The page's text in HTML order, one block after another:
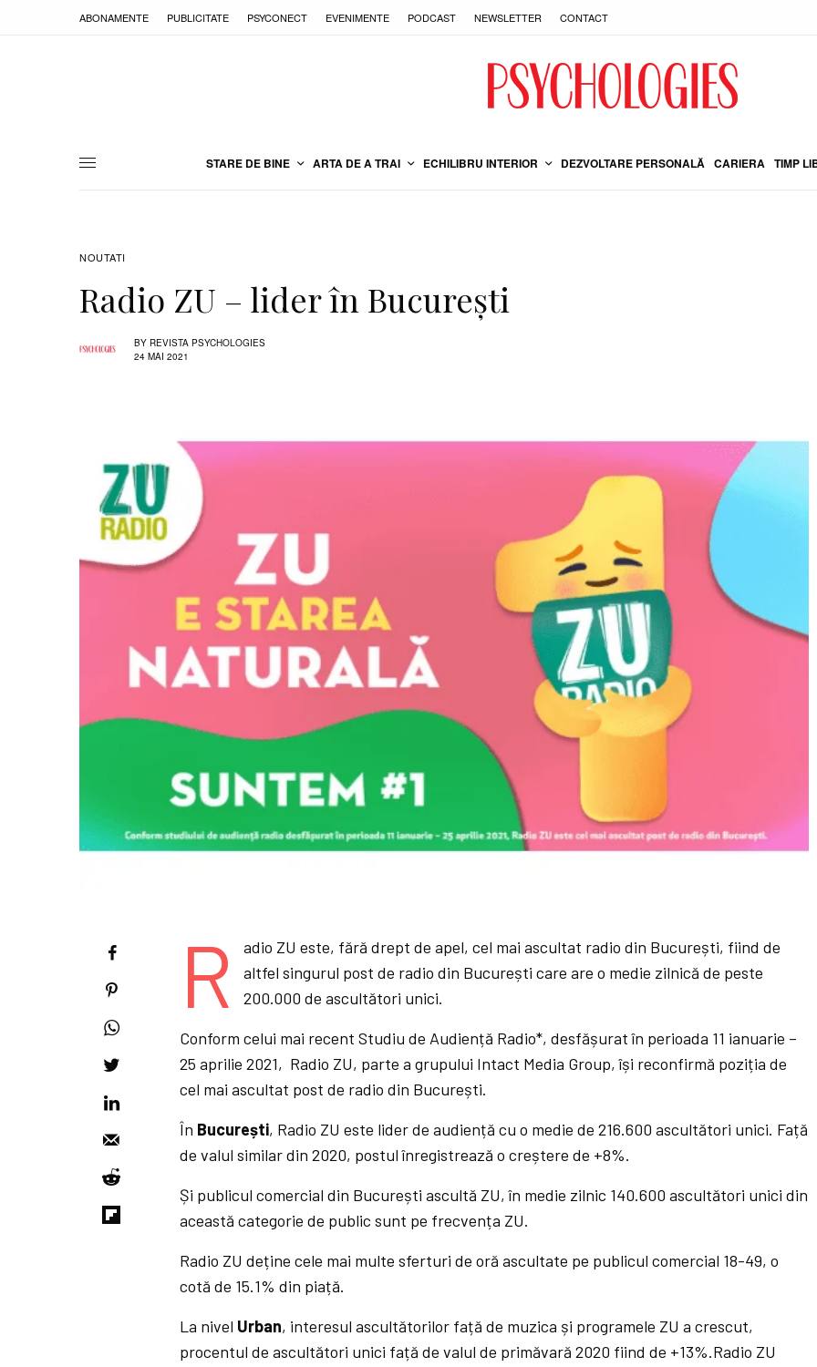
ABONAMENTE PUBLICITATE PSYCONECT EVENIMENTE PODCAST NEWSLETTER CONTACT
STARE DE BINE ARTA DE A TRAI ECHILIBRU INTERIOR DEZVOLTARE PERSONALĂ CARIERA TIMP
NOUTATI
Radio ZU – lider în București
BY REVISTA PSYCHOLOGIES
24 MAI 2021
R
adio ZU este, fără drept de apel, cel mai ascultat radio din București, fiind de
altfel singurul post de radio din București care are o medie zilnică de peste
200.000 de ascultători unici.
Conform celui mai recent Studiu de Audiență Radio*, desfășurat în perioada 11 ianuarie –
25 aprilie 2021, Radio ZU, parte a grupului Intact Media Group, își reconfirmă poziția de
cel mai ascultat post de radio din București.
În București, Radio ZU este lider de audiență cu o medie de 216.600 ascultători unici. Față
de valul similar din 2020, postul înregistrează o creștere de +8%.
Și publicul comercial din București ascultă ZU, în medie zilnic 140.600 ascultători unici din
această categorie de public sunt pe frecvența ZU.
Radio ZU deține cele mai multe sferturi de oră ascultate pe publicul comercial 18-49, o
cotă de 15.1% din piață.
La nivel Urban, interesul ascultătorilor față de muzica și programele ZU a crescut,
procentul de ascultători unici față de valul de primăvară 2020 fiind de +13%.Radio ZU